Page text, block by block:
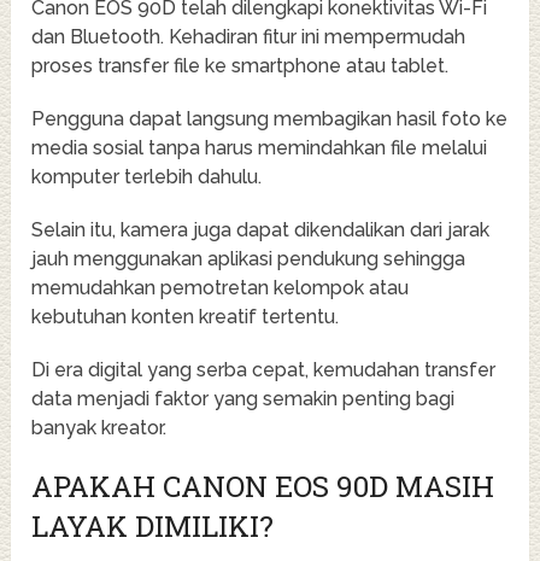
Canon EOS 90D telah dilengkapi konektivitas Wi-Fi
dan Bluetooth. Kehadiran fitur ini mempermudah
proses transfer file ke smartphone atau tablet.
Pengguna dapat langsung membagikan hasil foto ke
media sosial tanpa harus memindahkan file melalui
komputer terlebih dahulu.
Selain itu, kamera juga dapat dikendalikan dari jarak
jauh menggunakan aplikasi pendukung sehingga
memudahkan pemotretan kelompok atau
kebutuhan konten kreatif tertentu.
Di era digital yang serba cepat, kemudahan transfer
data menjadi faktor yang semakin penting bagi
banyak kreator.
APAKAH CANON EOS 90D MASIH
LAYAK DIMILIKI?